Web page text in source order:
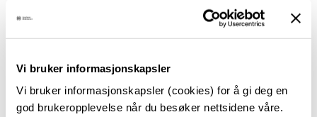
Vi bruker informasjonskapsler
Vi bruker informasjonskapsler (cookies) for å gi deg en
god brukeropplevelse når du besøker nettsidene våre.
Innhold i kurset
om signalregulering og gjøre deltagerne i stand til å: